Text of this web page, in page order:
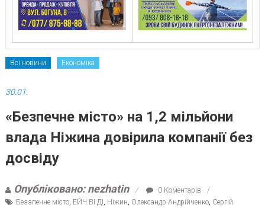
Всі новини Економіка
30.01.
«Безпечне місто» на 1,2 мільйони
влада Ніжина довірила компанії без
досвіду
Опубліковано: nezhatin
0 Коментарів
Беззпечне місто, ЕЙЧ ВІ ДІ , Ніжин, Олександр Андрійченко, Сергій